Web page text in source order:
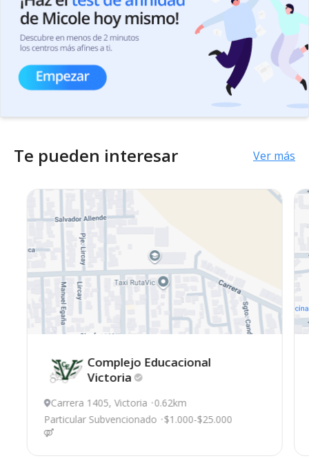
Te pueden interesar Ver más
Complejo Educacional
Victoria
Carrera 1405, Victoria 0.62km
Particular Subvencionado $1.000-$25.000